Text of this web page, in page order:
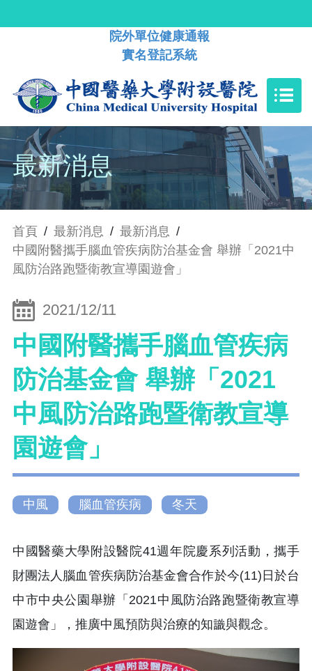
院外單位健康通報
實名登記系統
最新消息
首頁 / 最新消息 / 最新消息 /
中國附醫攜手腦血管疾病防治基金會 舉辦「2021中
風防治路跑暨衛教宣導園遊會」
2021/12/11
中國附醫攜手腦血管疾病
防治基金會 舉辦「2021
中風防治路跑暨衛教宣導
園遊會」
中風 腦血管疾病 冬天
中國醫藥大學附設醫院41週年院慶系列活動，攜手
財團法人腦血管疾病防治基金會合作於今(11)日於台
中市中央公園舉辦「2021中風防治路跑暨衛教宣導
園遊會」，推廣中風預防與治療的知識與觀念。